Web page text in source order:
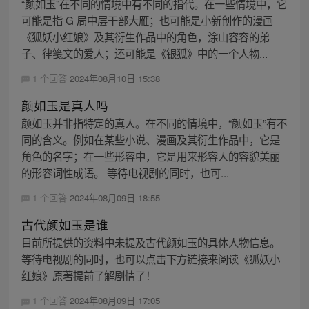
“颜如玉”在不同的情境中有不同的指代。在一些情境中，它
可能是指 G 局中层干部大雁；也可能是小新创作的漫画
《狐妖小红娘》及其衍生作品中的角色，涂山容容的弟
子、律笺文的爱人；还可能是《银狐》中的一个人物...
1 个回答 2024年08月10日 15:38
颜如玉是真人吗
颜如玉并非指特定的真人。在不同的情境中，“颜如玉”有不
同的含义。例如在某些小说、漫画及其衍生作品中，它是
角色的名字；在一些形容中，它是用来形容人的容貌美丽
的形容词性成语。 等待电视剧的同时，也可...
1 个回答 2024年08月09日 18:55
古代颜如玉是谁
目前所提供的资料中未提及古代颜如玉的具体人物信息。
等待电视剧的同时，也可以点击下方链接来阅读《狐妖小
红娘》原著提前了解剧情了！
1 个回答 2024年08月09日 17:05